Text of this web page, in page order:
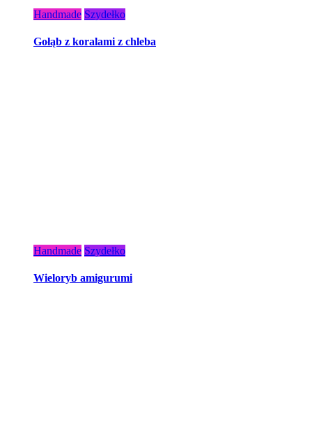
Handmade Szydełko
Gołąb z koralami z chleba
Handmade Szydełko
Wieloryb amigurumi